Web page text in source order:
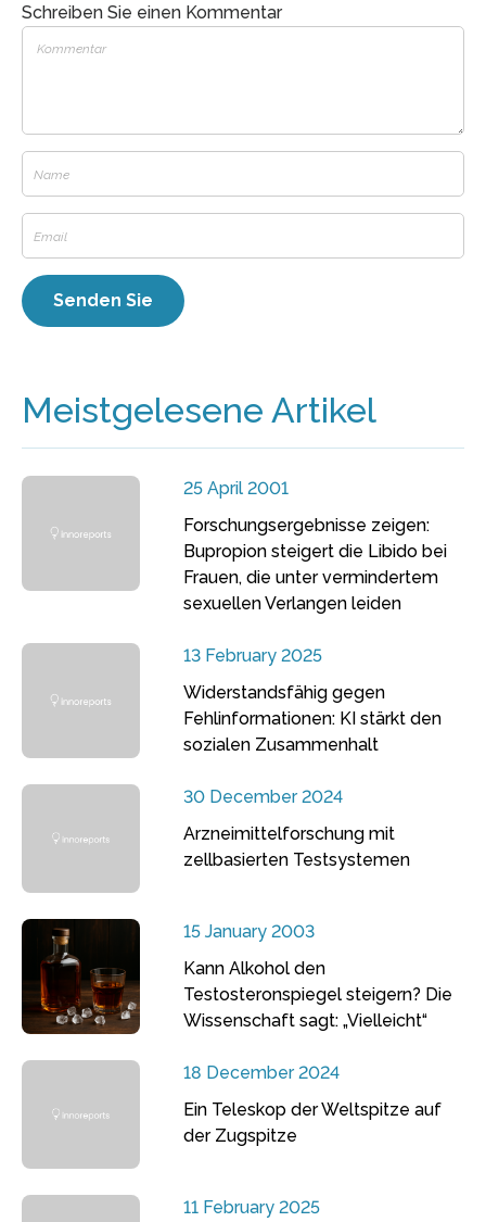
Schreiben Sie einen Kommentar
Meistgelesene Artikel
25 April 2001
Forschungsergebnisse zeigen:
Bupropion steigert die Libido bei
Frauen, die unter vermindertem
sexuellen Verlangen leiden
13 February 2025
Widerstandsfähig gegen
Fehlinformationen: KI stärkt den
sozialen Zusammenhalt
30 December 2024
Arzneimittelforschung mit
zellbasierten Testsystemen
15 January 2003
Kann Alkohol den
Testosteronspiegel steigern? Die
Wissenschaft sagt: „Vielleicht“
18 December 2024
Ein Teleskop der Weltspitze auf
der Zugspitze
11 February 2025